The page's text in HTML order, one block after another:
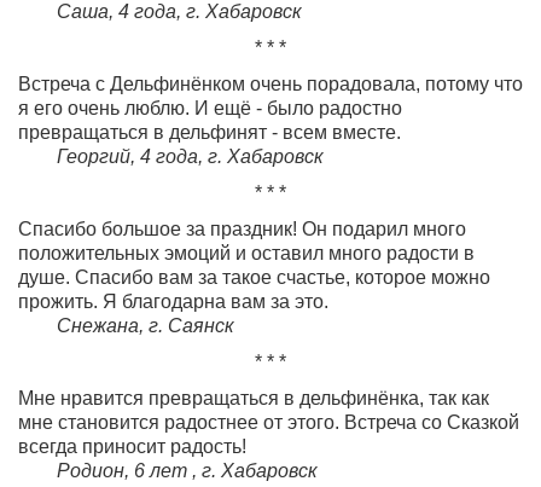
Саша, 4 года, г. Хабаровск
* * *
Встреча с Дельфинёнком очень порадовала, потому что
я его очень люблю. И ещё - было радостно
превращаться в дельфинят - всем вместе.
Георгий, 4 года, г. Хабаровск
* * *
Спасибо большое за праздник! Он подарил много
положительных эмоций и оставил много радости в
душе. Спасибо вам за такое счастье, которое можно
прожить. Я благодарна вам за это.
Снежана, г. Саянск
* * *
Мне нравится превращаться в дельфинёнка, так как
мне становится радостнее от этого. Встреча со Сказкой
всегда приносит радость!
Родион, 6 лет , г. Хабаровск